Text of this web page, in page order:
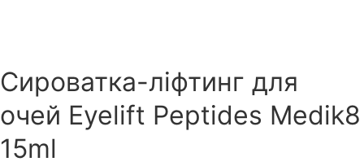
Сироватка-ліфтинг для
очей Eyelift Peptides Medik8
15ml